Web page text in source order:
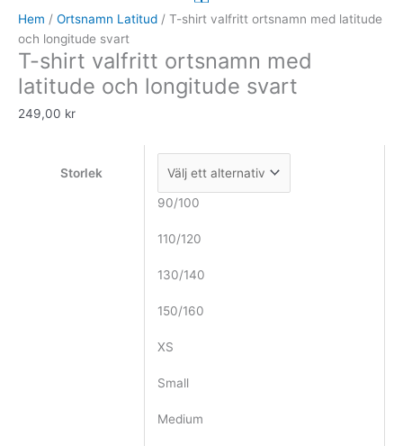
Hem / Ortsnamn Latitud / T-shirt valfritt ortsnamn med latitude
och longitude svart
T-shirt valfritt ortsnamn med
latitude och longitude svart
249,00 kr
Storlek
90/100
110/120
130/140
150/160
XS
Small
Medium
valfritt
ortsnamn
med
latitude
och
longitude